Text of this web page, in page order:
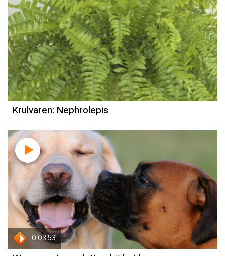
Krulvaren: Nephrolepis
0:03:53